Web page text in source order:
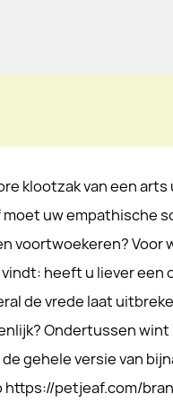
klootzak van een arts
uw empathische
voortwoekeren? Voor
heeft u liever een
de vrede laat
Ondertussen
gehele versie van
https://petjeaf.com/